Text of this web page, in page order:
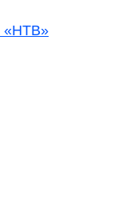
«НТВ»